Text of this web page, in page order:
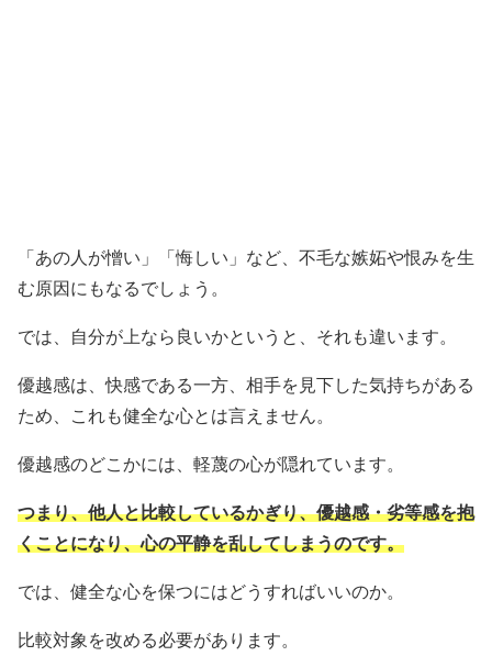
「あの人が憎い」「悔しい」など、不毛な嫉妬や恨みを生
む原因にもなるでしょう。
では、自分が上なら良いかというと、それも違います。
優越感は、快感である一方、相手を見下した気持ちがある
ため、これも健全な心とは言えません。
優越感のどこかには、軽蔑の心が隠れています。
つまり、他人と比較しているかぎり、優越感・劣等感を抱
くことになり、心の平静を乱してしまうのです。
では、健全な心を保つにはどうすればいいのか。
比較対象を改める必要があります。